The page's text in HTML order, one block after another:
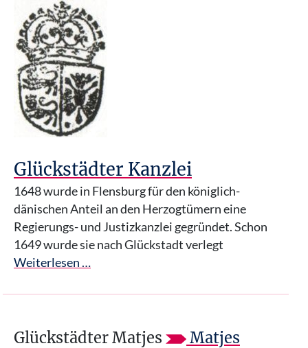
Glückstädter Kanzlei
1648 wurde in Flensburg für den königlich-
dänischen Anteil an den Herzogtümern eine
Regierungs- und Justizkanzlei gegründet. Schon
1649 wurde sie nach Glückstadt verlegt
Weiterlesen …
Glückstädter Matjes Matjes